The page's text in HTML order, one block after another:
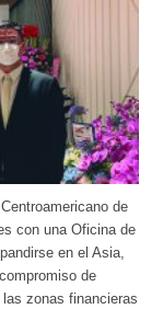
de
con una Oficina de
en el Asia,
de
zonas financieras